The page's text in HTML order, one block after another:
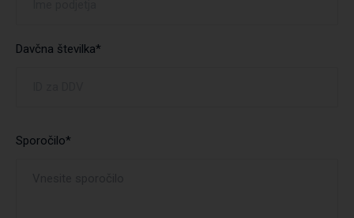
Davčna številka*
Sporočilo*